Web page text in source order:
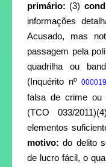
primário: (3)
informações
Acusado, mas
passagem pela
quadrilha ou
(Inquérito nº
falsa de crime ou
(TCO 033/
elementos
motivo: do delito
de lucro fácil, o